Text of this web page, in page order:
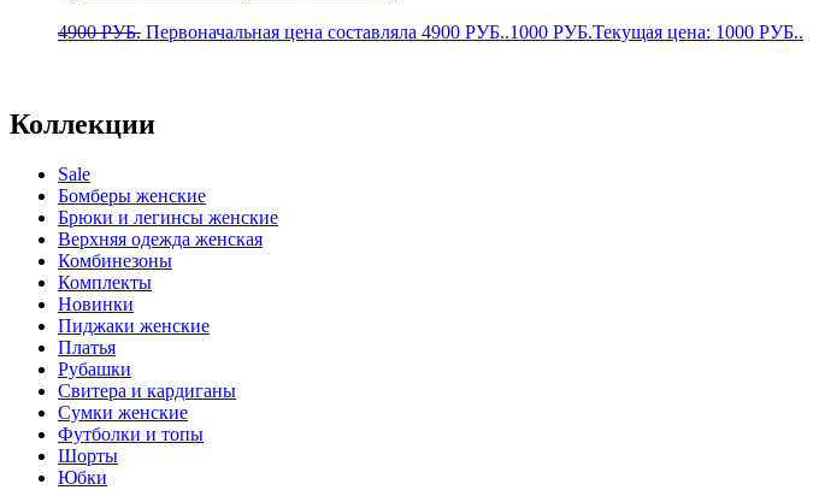
4900РУБ. Первоначальная цена составляла 4900 РУБ..1000 РУБ.Текущая цена: 1000 РУБ..
Коллекции
Sale
Бомберы женские
Брюки и легинсы женские
Верхняя одежда женская
Комбинезоны
Комплекты
Новинки
Пиджаки женские
Платья
Рубашки
Свитера и кардиганы
Сумки женские
Футболки и топы
Шорты
Юбки